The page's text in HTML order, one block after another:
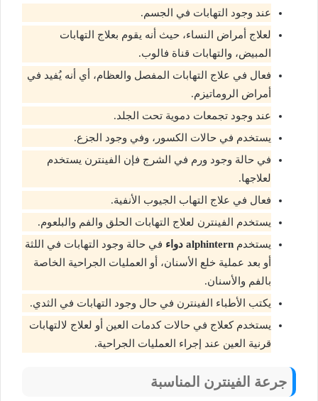
عند وجود التهابات في الجسم.
لعلاج أمراض النساء، حيث أنه يقوم بعلاج التهابات
المبيض، والتهابات قناة فالوب.
فعال في علاج التهابات المفصل والعظام، أي أنه يُفيد في
أمراض الروماتيزم.
عند وجود تجمعات دموية تحت الجلد.
يستخدم في حالات الكسور، وفي وجود الجزع.
في حالة وجود ورم في الشرج فإن الفينترن يستخدم
لعلاجها.
فعال في علاج التهاب الجيوب الأنفية.
يستخدم الفينترن لعلاج التهابات الحلق والفم والبلعوم.
يستخدم alphintern دواء في حالة وجود التهابات في اللثة
أو بعد عملية خلع الأسنان، أو العمليات الجراحية الخاصة
بالفم والأسنان.
يكتب الأطباء الفينترن في حال وجود التهابات في الثدي.
يستخدم كعلاج في حالات كدمات العين أو لعلاج لالتهابات
قرنية العين عند إجراء العمليات الجراحية.
جرعة الفينترن المناسبة